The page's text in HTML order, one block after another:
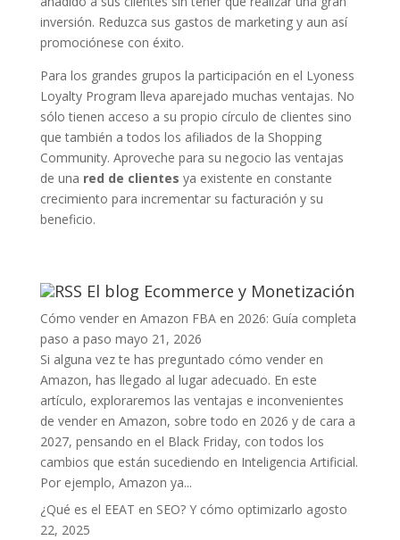
inversión. Reduzca sus gastos de marketing y aun así
promociónese con éxito.
Para los grandes grupos la participación en el Lyoness
Loyalty Program lleva aparejado muchas ventajas. No
sólo tienen acceso a su propio círculo de clientes sino
que también a todos los afiliados de la Shopping
Community. Aproveche para su negocio las ventajas
de una red de clientes ya existente en constante
crecimiento para incrementar su facturación y su
beneficio.
El blog Ecommerce y Monetización
Cómo vender en Amazon FBA en 2026: Guía completa
paso a paso mayo 21, 2026
Si alguna vez te has preguntado cómo vender en
Amazon, has llegado al lugar adecuado. En este
artículo, exploraremos las ventajas e inconvenientes
de vender en Amazon, sobre todo en 2026 y de cara a
2027, pensando en el Black Friday, con todos los
cambios que están sucediendo en Inteligencia Artificial.
Por ejemplo, Amazon ya...
¿Qué es el EEAT en SEO? Y cómo optimizarlo agosto
22, 2025